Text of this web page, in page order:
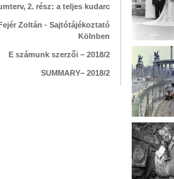
2. rész: a teljes kudarc
Zoltán - Sajtótájékoztató
Kölnben
E számunk szerzői – 2018/2
SUMMARY– 2018/2